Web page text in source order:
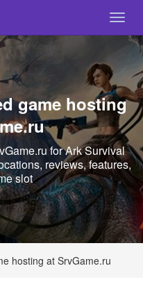
game hosting
for Ark Survival
reviews, features,
slot
hosting at SrvGame.ru